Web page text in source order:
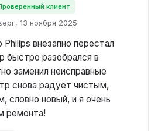
клиент
13 ноября 2025
внезапно перестал
быстро разобрался в
заменил неисправные
снова радует чистым,
словно новый, и я очень
ремонта!